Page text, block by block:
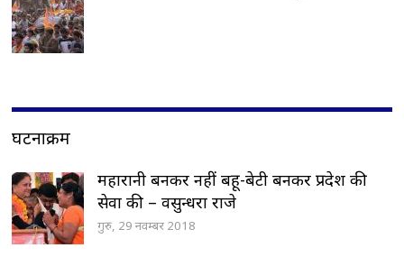
घटनाक्रम
महारानी बनकर नहीं बहू-बेटी बनकर प्रदेश की
सेवा की – वसुन्धरा राजे
गुरु, 29 नवम्बर 2018